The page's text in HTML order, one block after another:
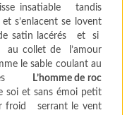
insatiable tandis
s’enlacent se lovent
de satin lacérés et si
au collet de l’amour
le sable coulant au
L’homme de roc
soi et sans émoi petit
froid serrant le vent